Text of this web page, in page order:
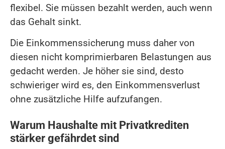
flexibel. Sie müssen bezahlt werden, auch wenn
das Gehalt sinkt.
Die Einkommenssicherung muss daher von
diesen nicht komprimierbaren Belastungen aus
gedacht werden. Je höher sie sind, desto
schwieriger wird es, den Einkommensverlust
ohne zusätzliche Hilfe aufzufangen.
Warum Haushalte mit Privatkrediten
stärker gefährdet sind